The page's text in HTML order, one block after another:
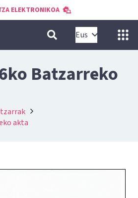
ELEKTRONIKOA
Eus
Batzarreko
akta